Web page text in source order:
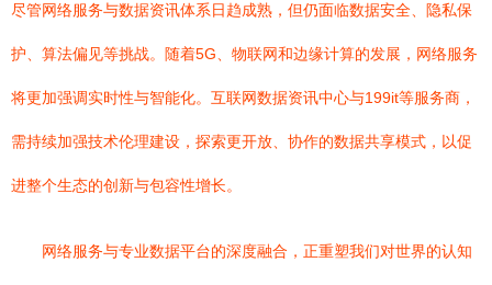
尽管网络服务与数据资讯体系日趋成熟，但仍面临数据安全、隐私保
护、算法偏见等挑战。随着5G、物联网和边缘计算的发展，网络服务
将更加强调实时性与智能化。互联网数据资讯中心与199it等服务商，
需持续加强技术伦理建设，探索更开放、协作的数据共享模式，以促
进整个生态的创新与包容性增长。
网络服务与专业数据平台的深度融合，正重塑我们对世界的认知